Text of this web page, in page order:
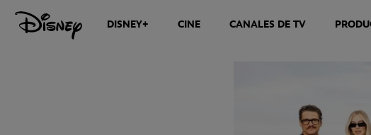
DISNEY+ CINE CANALES DE TV